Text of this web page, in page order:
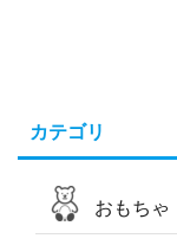
カテゴリ
おもちゃ